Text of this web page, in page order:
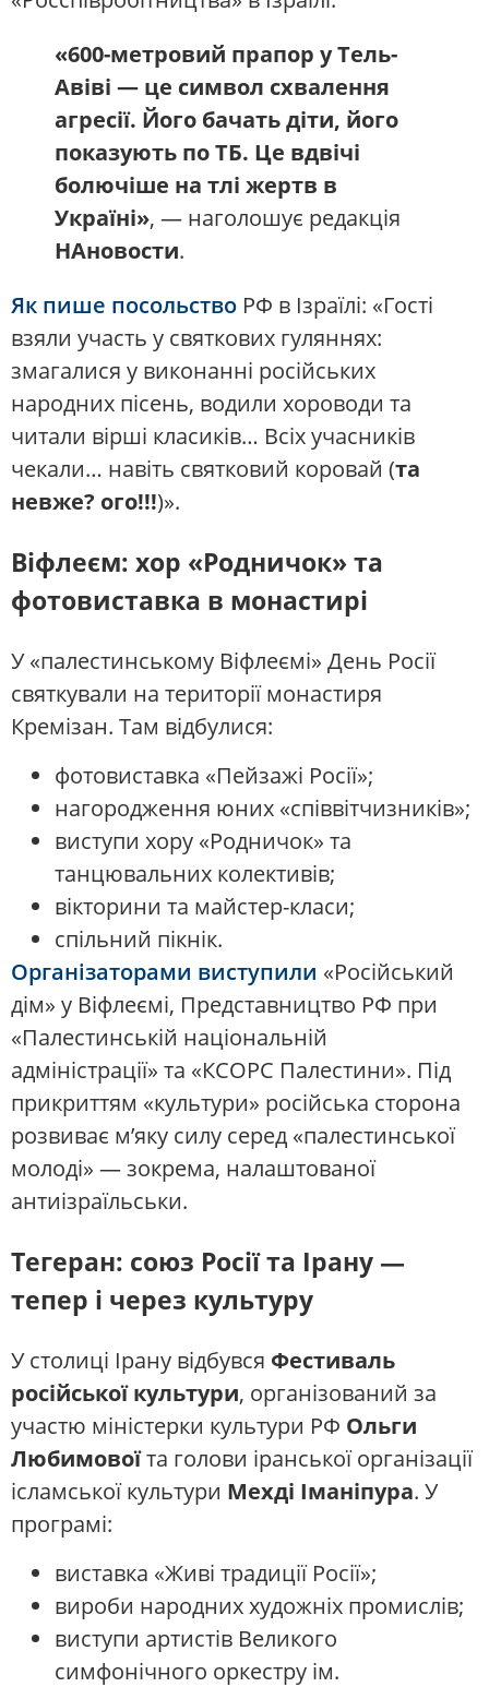
«600-метровий прапор у Тель-
Авіві — це символ схвалення
агресії. Його бачать діти, його
показують по ТБ. Це вдвічі
болючіше на тлі жертв в
Україні», — наголошує редакція
НАновости.
Як пише посольство РФ в Ізраїлі: «Гості
взяли участь у святкових гуляннях:
змагалися у виконанні російських
народних пісень, водили хороводи та
читали вірші класиків… Всіх учасників
чекали… навіть святковий коровай (та
невже? ого!!!)».
Віфлеєм: хор «Родничок» та
фотовиставка в монастирі
У «палестинському Віфлеємі» День Росії
святкували на території монастиря
Кремізан. Там відбулися:
фотовиставка «Пейзажі Росії»;
нагородження юних «співвітчизників»;
виступи хору «Родничок» та
танцювальних колективів;
вікторини та майстер-класи;
спільний пікнік.
Організаторами виступили «Російський
дім» у Віфлеємі, Представництво РФ при
«Палестинській національній
адміністрації» та «КСОРС Палестини». Під
прикриттям «культури» російська сторона
розвиває м’яку силу серед «палестинської
молоді» — зокрема, налаштованої
антиізраїльськи.
Тегеран: союз Росії та Ірану —
тепер і через культуру
У столиці Ірану відбувся Фестиваль
російської культури, організований за
участю міністерки культури РФ Ольги
Любимовоїта голови іранської організації
ісламської культури Мехді Іманіпура. У
програмі:
виставка «Живі традиції Росії»;
вироби народних художніх промислів;
виступи артистів Великого
симфонічного оркестру ім.